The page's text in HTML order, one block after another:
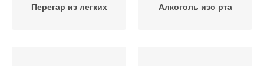
Перегар из легких Алкоголь изо рта